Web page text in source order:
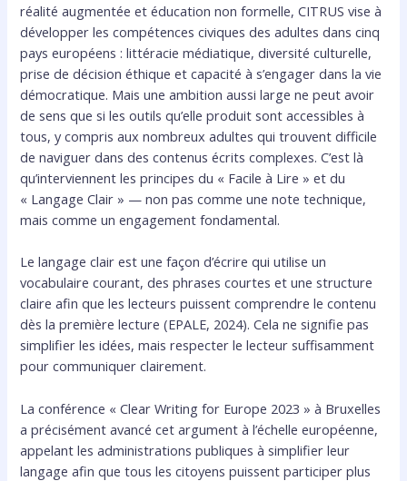
réalité augmentée et éducation non formelle, CITRUS vise à
développer les compétences civiques des adultes dans cinq
pays européens : littéracie médiatique, diversité culturelle,
prise de décision éthique et capacité à s’engager dans la vie
démocratique. Mais une ambition aussi large ne peut avoir
de sens que si les outils qu’elle produit sont accessibles à
tous, y compris aux nombreux adultes qui trouvent difficile
de naviguer dans des contenus écrits complexes. C’est là
qu’interviennent les principes du « Facile à Lire » et du
« Langage Clair » — non pas comme une note technique,
mais comme un engagement fondamental.
Le langage clair est une façon d’écrire qui utilise un
vocabulaire courant, des phrases courtes et une structure
claire afin que les lecteurs puissent comprendre le contenu
dès la première lecture (EPALE, 2024). Cela ne signifie pas
simplifier les idées, mais respecter le lecteur suffisamment
pour communiquer clairement.
La conférence « Clear Writing for Europe 2023 » à Bruxelles
a précisément avancé cet argument à l’échelle européenne,
appelant les administrations publiques à simplifier leur
langage afin que tous les citoyens puissent participer plus